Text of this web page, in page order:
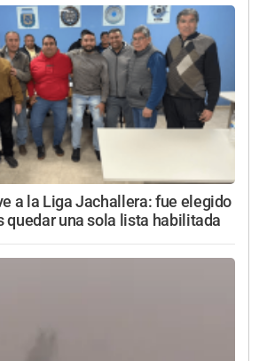
a la Liga Jachallera: fue elegido
quedar una sola lista habilitada